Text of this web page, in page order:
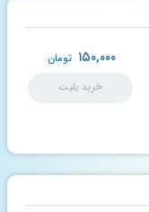
۱۵۰,۰۰۰ تومان
خرید بلیت